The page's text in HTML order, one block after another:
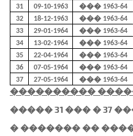
31 09-10-1963 ��� 1963-64
32 18-12-1963 ��� 1963-64
33 29-01-1964 ��� 1963-64
34 13-02-1964 ��� 1963-64
35 22-04-1964 ��� 1963-64
36 07-05-1964 ��� 1963-64
37 27-05-1964 ��� 1963-64
����������
����� 31 ��� � 37
� ������� �� ����